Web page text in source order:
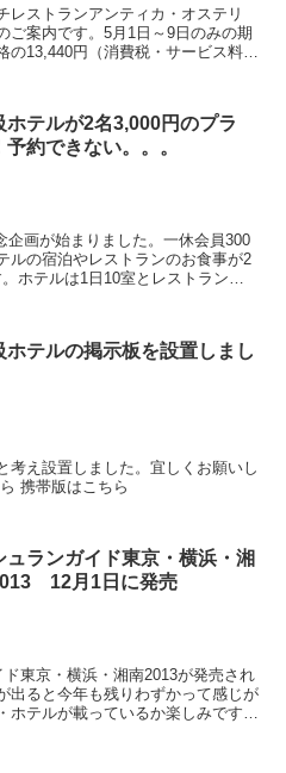
レストランアンティカ・オステリ
ご案内です。5月1日～9日のみの期
の13,440円（消費税・サービス料
ホテルが2名3,000円のプラ
予約できない。。。
画が始まりました。一休会員300
ルの宿泊やレストランのお食事が2
ホテルは1日10室とレストランは5
ホテルの掲示板を設置しまし
考え設置しました。宜しくお願いし
ます。 スマートフォン版はこちら 携帯版はこちら
ュランガイド東京・横浜・湘
12月1日に発売
東京・横浜・湘南2013が発売され
出ると今年も残りわずかって感じが
ホテルが載っているか楽しみです。